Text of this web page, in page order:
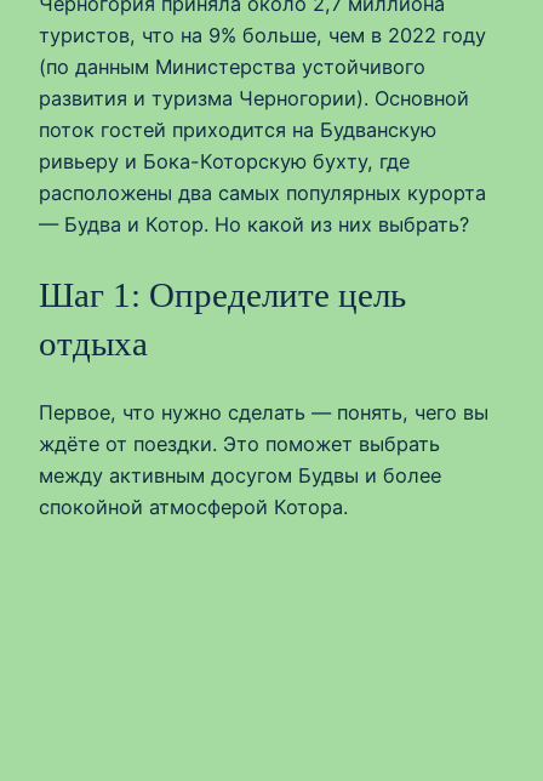
туристов, что на 9% больше, чем в 2022 году
(по данным Министерства устойчивого
развития и туризма Черногории). Основной
поток гостей приходится на Будванскую
ривьеру и Бока-Которскую бухту, где
расположены два самых популярных курорта
— Будва и Котор. Но какой из них выбрать?
Шаг 1: Определите цель
отдыха
Первое, что нужно сделать — понять, чего вы
ждёте от поездки. Это поможет выбрать
между активным досугом Будвы и более
спокойной атмосферой Котора.